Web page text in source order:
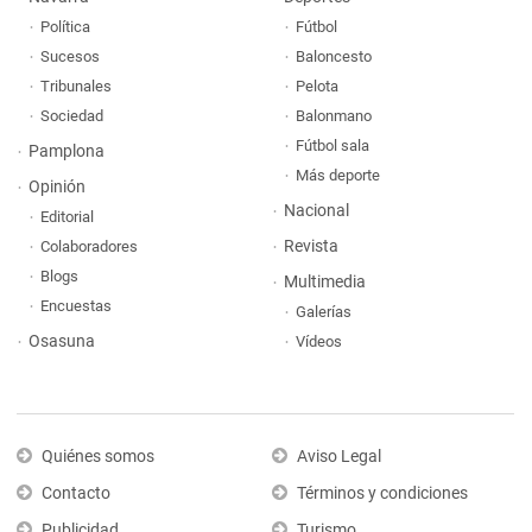
Política
Sucesos
Tribunales
Sociedad
Pamplona
Opinión
Editorial
Colaboradores
Blogs
Encuestas
Osasuna
Fútbol
Baloncesto
Pelota
Balonmano
Fútbol sala
Más deporte
Nacional
Revista
Multimedia
Galerías
Vídeos
Quiénes somos
Contacto
Aviso Legal
Términos y condiciones